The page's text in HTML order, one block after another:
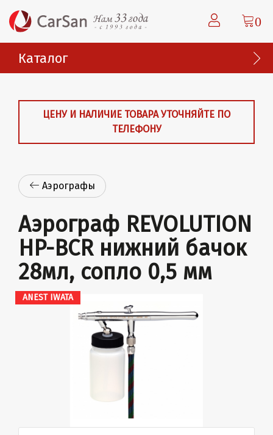
0
Каталог
ЦЕНУ И НАЛИЧИЕ ТОВАРА УТОЧНЯЙТЕ ПО
ТЕЛЕФОНУ
Аэрографы
Аэрограф REVOLUTION
HP-BCR нижний бачок
28мл, сопло 0,5 мм
ANEST IWATA